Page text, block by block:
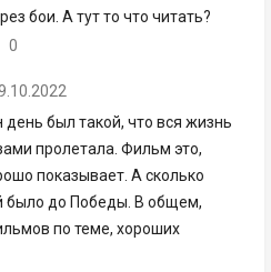
бои. А тут то что читать?
0
день был такой, что вся жизнь
пролетала. Фильм это,
показывает. А сколько
было до Победы. В общем,
по теме, хороших